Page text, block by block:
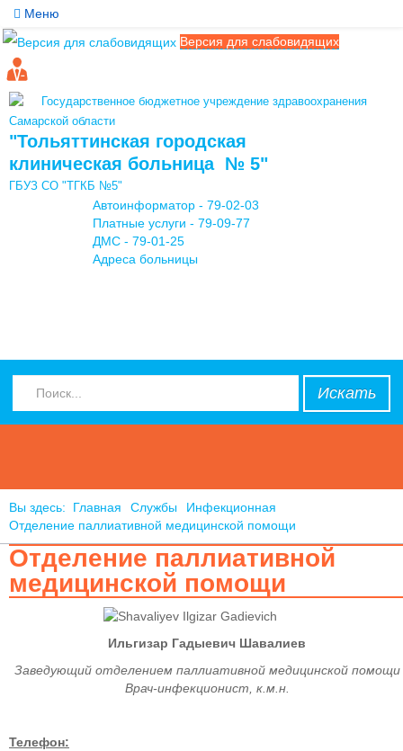
Версия для слабовидящих
Меню
Службы
Медицинские услуги
Обратная связь
Мы в соцсетях
Государственное бюджетное учреждение здравоохранения
Самарской области
"Тольяттинская городская
клиническая больница № 5"
ГБУЗ СО "ТГКБ №5"
Автоинформатор - 79-02-03
Платные услуги - 79-09-77
ДМС - 79-01-25
Адреса больницы
Искать
Вы здесь: Главная Службы
Инфекционная
Отделение паллиативной медицинской помощи
Отделение паллиативной
медицинской помощи
Ильгизар Гадыевич Шавалиев
Заведующий отделением паллиативной медицинской помощи
Врач-инфекционист, к.м.н.
Телефон: